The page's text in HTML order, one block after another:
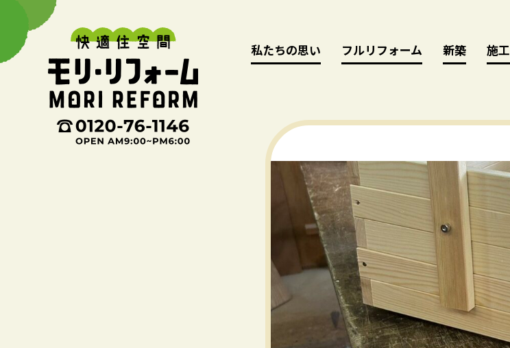
私たちの思い
私たちの思い フルリフォーム
フルリフォーム 新築
新築 施
施